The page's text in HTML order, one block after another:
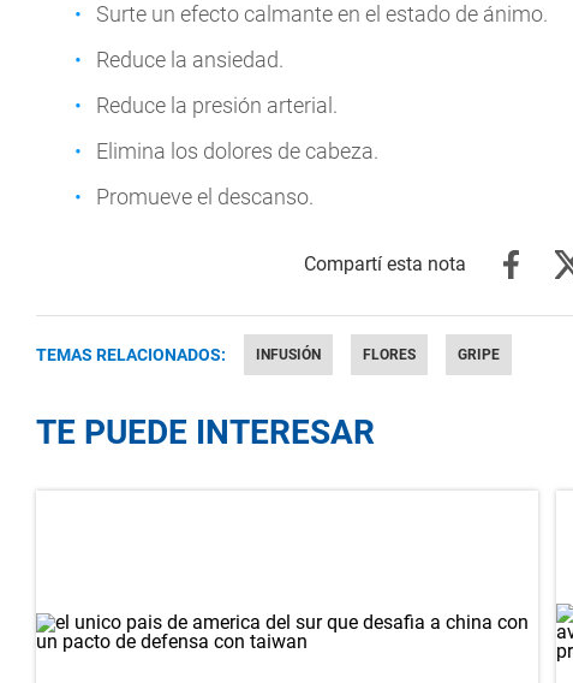
Surte un efecto calmante en el estado de ánimo.
Reduce la ansiedad.
Reduce la presión arterial.
Elimina los dolores de cabeza.
Promueve el descanso.
TEMAS RELACIONADOS: INFUSIÓN FLORES GRIPE
TE PUEDE INTERESAR